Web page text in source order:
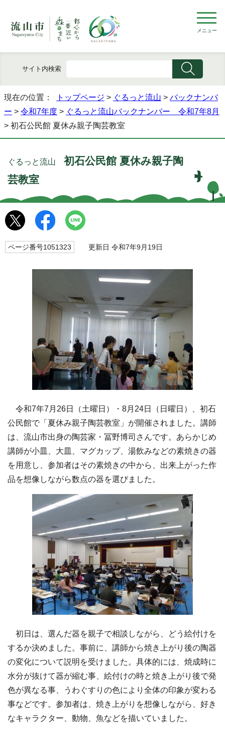
メニュー
サイト内検索
現在の位置： トップページ > ぐるっと流山 > バックナンバ
ー > 令和7年度 > ぐるっと流山バックナンバー 令和7年8月
> 初石公民館 夏休み親子陶芸教室
ぐるっと流山 初石公民館 夏休み親子陶
芸教室
ページ番号1051323 更新日 令和7年9月19日
令和7年7月26日（土曜日）・8月24日（日曜日）、初石
公民館で「夏休み親子陶芸教室」が開催されました。講師
は、流山市出身の陶芸家・冨野博司さんです。あらかじめ
講師が小皿、大皿、マグカップ、湯飲みなどの素焼きの器
を用意し、参加者はその素焼きの中から、出来上がった作
品を想像しながら数点の器を選びました。
初日は、選んだ器を親子で相談しながら、どう絵付けを
するか決めました。事前に、講師から焼き上がり後の陶器
の変化について説明を受けました。具体的には、焼成時に
水分が抜けて器が縮む事、絵付けの時と焼き上がり後で発
色が異なる事、うわぐすりの色により全体の印象が変わる
事などです。参加者は、焼き上がりを想像しながら、好き
なキャラクター、動物、魚などを描いていました。